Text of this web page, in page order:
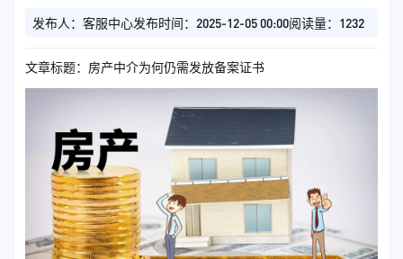
发布人：客服中心发布时间：2025-12-05 00:00阅读量：1232
文章标题：房产中介为何仍需发放备案证书